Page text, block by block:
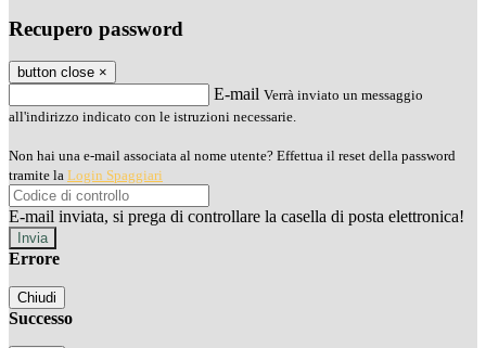
Recupero password
button close ×
E-mail Verrà inviato un messaggio
all'indirizzo indicato con le istruzioni necessarie.
Non hai una e-mail associata al nome utente? Effettua il reset della password
tramite la Login Spaggiari
E-mail inviata, si prega di controllare la casella di posta elettronica!
Errore
Chiudi
Successo